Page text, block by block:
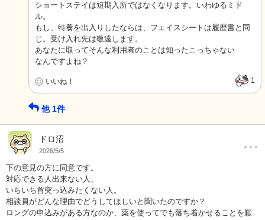
ショートステイは短期入所ではなくなります。いわゆるミド
ル。
もし、特養を出入りしたならは、フェイスシートは履歴書と同
じ。受け入れ先は敬遠します。
あなたに取ってそんな利用者のことは知ったこっちゃない
なんですよね？
いいね！ 1
他 1件
ドロ沼
2026/5/5 …
下の意見の方に同意です。
対応できる人出来ない人、
いちいち首突っ込みたくない人。
相談員がどんな理由でどうしてほしいと聞いたのですか？
ロングの申込みがある方なのか、薬を使ってでも落ち着かせることを厭